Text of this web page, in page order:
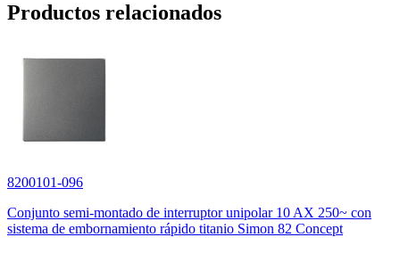
Productos relacionados
8200101-096
Conjunto semi-montado de interruptor unipolar 10 AX 250~ con
sistema de embornamiento rápido titanio Simon 82 Concept